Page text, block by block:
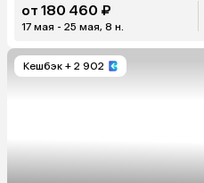
от 180 460 ₽
17 мая - 25 мая, 8 н.
Кешбэк + 2 902